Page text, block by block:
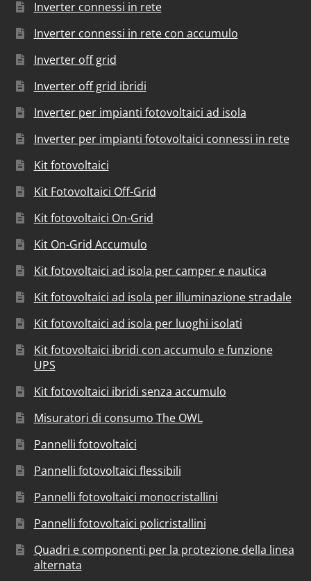
Inverter connessi in rete
Inverter connessi in rete con accumulo
Inverter off grid
Inverter off grid ibridi
Inverter per impianti fotovoltaici ad isola
Inverter per impianti fotovoltaici connessi in rete
Kit fotovoltaici
Kit Fotovoltaici Off-Grid
Kit fotovoltaici On-Grid
Kit On-Grid Accumulo
Kit fotovoltaici ad isola per camper e nautica
Kit fotovoltaici ad isola per illuminazione stradale
Kit fotovoltaici ad isola per luoghi isolati
Kit fotovoltaici ibridi con accumulo e funzione
UPS
Kit fotovoltaici ibridi senza accumulo
Misuratori di consumo The OWL
Pannelli fotovoltaici
Pannelli fotovoltaici flessibili
Pannelli fotovoltaici monocristallini
Pannelli fotovoltaici policristallini
Quadri e componenti per la protezione della linea
alternata